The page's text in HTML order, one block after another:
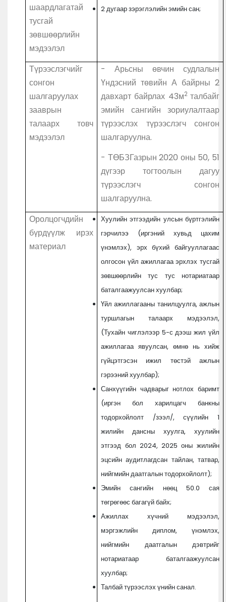
шаардлагатай
тусгай
зөвшөөрлийн
мэдээлэл
2 дугаар зэрэглэлийн эмийн сан;
Түрээслэгчийг
сонгон
шалгаруулах
зааврын
талаарх товч
мэдээлэл
- Арьсны өвчин судлалын
Үндэсний төвийн А байрны 2
давхарт байрлах 43м2 талбайг
эмийн сангийн зориулалтаар
түрээслэх түрээслэгч сонгон
шалгаруулна.
- ТӨБЗГазрын 2020 оны 50, 51
дүгээр тогтоолын дагуу
түрээслэгч сонгон
шалгаруулна.
Оролцогчдийн
бүрдүүлж ирэх
материал
Хуулийн этгээдийн улсын бүртгэлийн
гэрчилээ (иргэний хувьд цахим
үнэмлэх), эрх бүхий байгууллагаас
олгосон үйл ажиллагаа эрхлэх тусгай
зөвшөөрлийн тус тус нотариатаар
баталгаажуулсан хуулбар;
Үйл ажиллагааны танилцуулга, ажлын
туршлагын талаарх мэдээлэл,
(Тухайн чиглэлээр 5-с дээш жил үйл
ажиллагаа явуулсан, өмнө нь хийж
гүйцэтгэсэн ижил төстэй ажлын
гэрээний хуулбар);
Санхүүгийн чадварыг нотлох баримт
(иргэн бол харилцагч банкны
тодорхойлолт /зээл/, сүүлийн 1
жилийн дансны хуулга, хуулийн
этгээд бол 2024, 2025 оны жилийн
эцсийн аудитлагдсан тайлан, татвар,
нийгмийн даатгалын тодорхойлолт);
Эмийн сангийн нөөц 50.0 сая
төгрөгөөс багагүй байх;
Ажиллах хүчний мэдээлэл,
мэргэжлийн диплом, үнэмлэх,
нийгмийн даатгалын дэвтрийг
нотариатаар баталгаажуулсан
хуулбар;
Талбай түрээслэх үнийн санал.